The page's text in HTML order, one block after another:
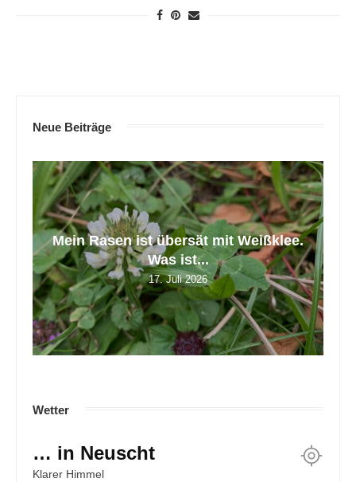
Neue Beiträge
Mein Rasen ist übersät mit Weißklee.
Was ist...
17. Juli 2026
Wetter
… in Neuscht
Klarer Himmel